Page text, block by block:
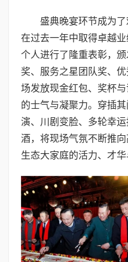
盛典晚宴环节成为
在过去一年中取得卓越
个人进行了隆重表彰，
奖、服务之星团队奖、
场发放现金红包、奖杯
的士气与凝聚力。穿插
演、川剧变脸、多轮幸
酒，将现场气氛不断推
生态大家庭的活力、才华